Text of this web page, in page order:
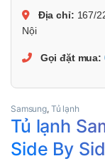
Địa chỉ: 167/
Nội
Gọi đặt mua:
Samsung, Tủ lạnh
Tủ lạnh
Side By